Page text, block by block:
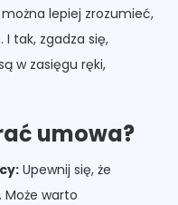
lepiej zrozumieć,
tak, zgadza się,
w zasięgu ręki,
umowa?
Upewnij się, że
Może warto